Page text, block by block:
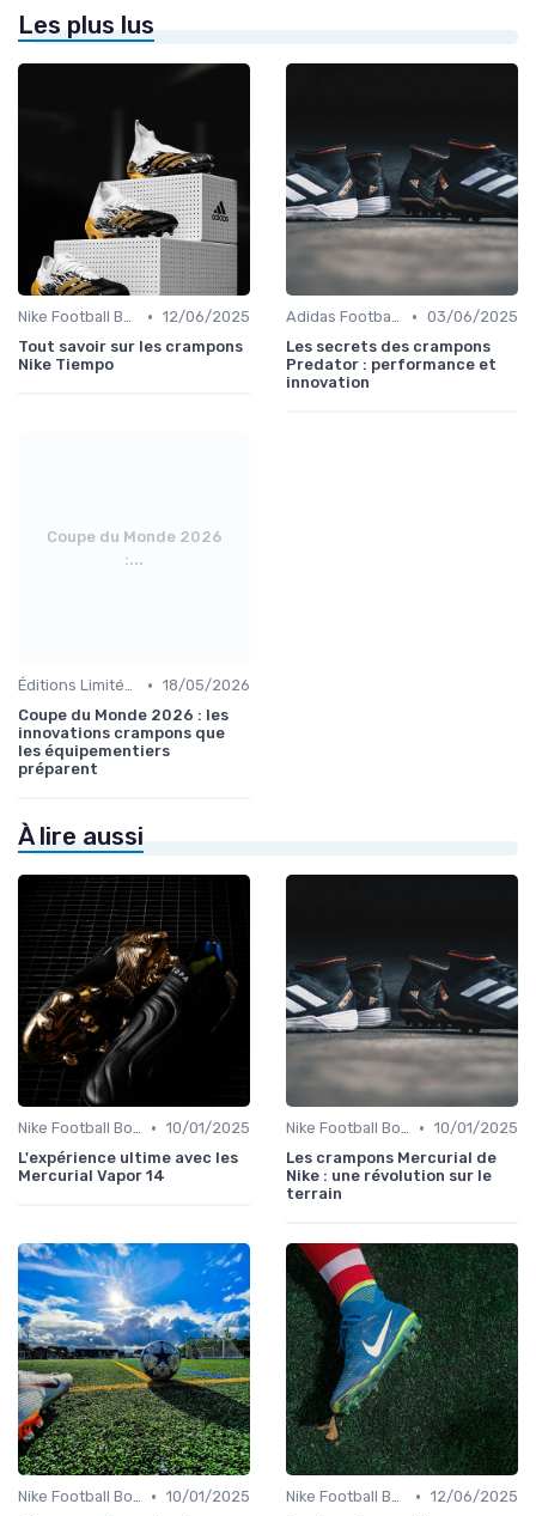
Les plus lus
Nike Football Boots • 12/06/2025
Tout savoir sur les crampons
Nike Tiempo
Adidas Football Boots • 03/06/2025
Les secrets des crampons
Predator : performance et
innovation
Coupe du Monde 2026
:...
Éditions Limitées et Collaborations • 18/05/2026
Coupe du Monde 2026 : les
innovations crampons que
les équipementiers
préparent
À lire aussi
Nike Football Boots • 10/01/2025
L'expérience ultime avec les
Mercurial Vapor 14
Nike Football Boots • 10/01/2025
Les crampons Mercurial de
Nike : une révolution sur le
terrain
Nike Football Boots • 10/01/2025
Nike Football Boots • 12/06/2025